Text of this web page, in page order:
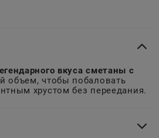
вкуса сметаны с
объем, чтобы побаловать
хрустом без переедания.